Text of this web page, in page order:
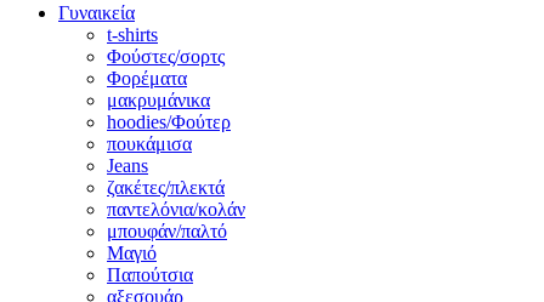
Γυναικεία
t-shirts
Φούστες/σορτς
Φορέματα
μακρυμάνικα
hoodies/Φούτερ
πουκάμισα
Jeans
ζακέτες/πλεκτά
παντελόνια/κολάν
μπουφάν/παλτό
Μαγιό
Παπούτσια
αξεσουάρ